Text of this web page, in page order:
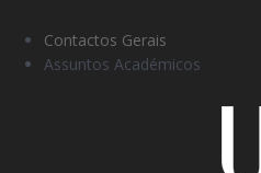
Contactos Gerais
Assuntos Académicos